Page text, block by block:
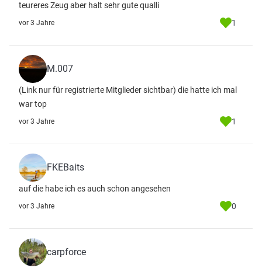
teureres Zeug aber halt sehr gute qualli
vor 3 Jahre 1
M.007
(Link nur für registrierte Mitglieder sichtbar) die hatte ich mal
war top
vor 3 Jahre 1
FKEBaits
auf die habe ich es auch schon angesehen
vor 3 Jahre 0
carpforce